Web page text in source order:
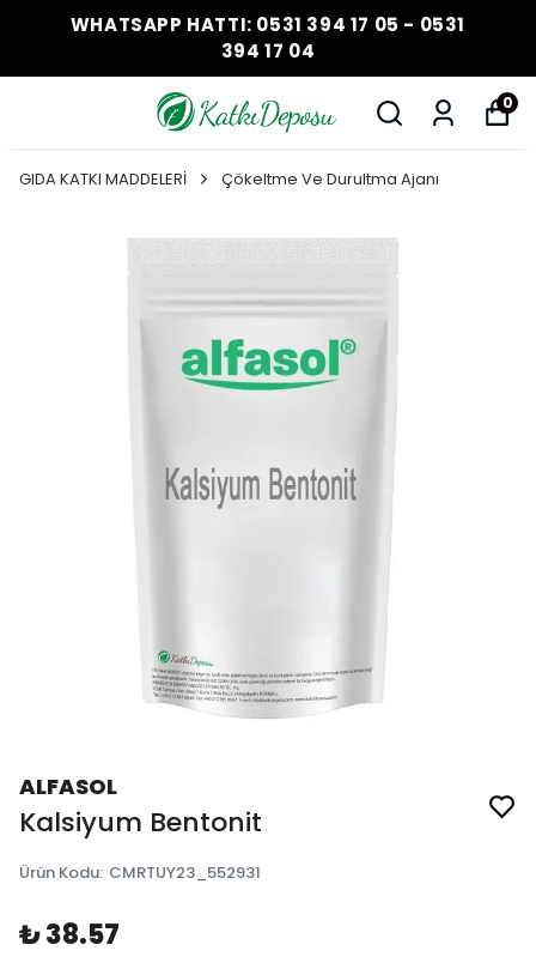
WHATSAPP HATTI: 0531 394 17 05 - 0531
394 17 04
0
GIDA KATKI MADDELERİ Çökeltme Ve Durultma Ajanı
ALFASOL
Kalsiyum Bentonit
Ürün Kodu: CMRTUY23_552931
₺ 38.57